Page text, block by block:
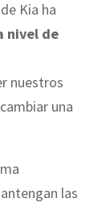
Kia ha
nivel de
nuestros
una
las